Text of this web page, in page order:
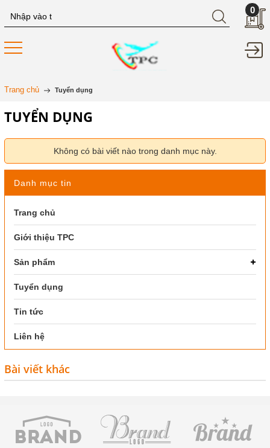
0
Trang chủ Tuyển dụng
TUYỂN DỤNG
Không có bài viết nào trong danh mục này.
Danh mục tin
Trang chủ
Giới thiệu TPC
Sản phẩm
Tuyển dụng
Tin tức
Liên hệ
Bài viết khác